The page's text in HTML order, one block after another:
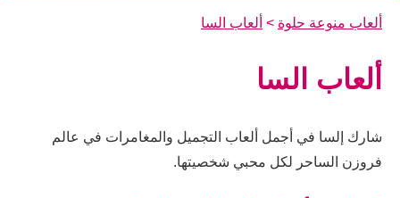
ألعاب منوعة حلوة > ألعاب السا
ألعاب السا
شارك إلسا في أجمل ألعاب التجميل والمغامرات في عالم
فروزن الساحر لكل محبي شخصيتها.